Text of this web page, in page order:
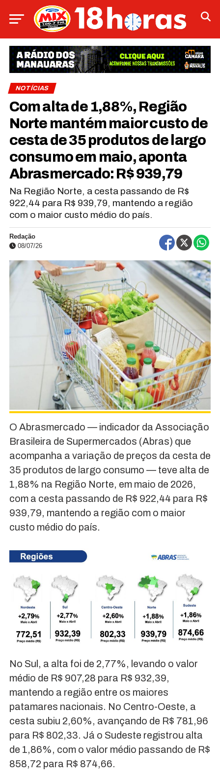
NOTÍCIAS
Com alta de 1,88%, Região
Norte mantém maior custo de
cesta de 35 produtos de largo
consumo em maio, aponta
Abrasmercado: R$ 939,79
Na Região Norte, a cesta passando de R$
922,44 para R$ 939,79, mantendo a região
com o maior custo médio do país.
Redação
08/07/26
O Abrasmercado — indicador da Associação
Brasileira de Supermercados (Abras) que
acompanha a variação de preços da cesta de
35 produtos de largo consumo — teve alta de
1,88% na Região Norte, em maio de 2026,
com a cesta passando de R$ 922,44 para R$
939,79, mantendo a região com o maior
custo médio do país.
No Sul, a alta foi de 2,77%, levando o valor
médio de R$ 907,28 para R$ 932,39,
mantendo a região entre os maiores
patamares nacionais. No Centro-Oeste, a
cesta subiu 2,60%, avançando de R$ 781,96
para R$ 802,33. Já o Sudeste registrou alta
de 1,86%, com o valor médio passando de R$
858,72 para R$ 874,66.